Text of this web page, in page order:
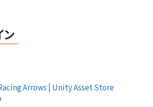
ン
Arrows | Unity Asset Store